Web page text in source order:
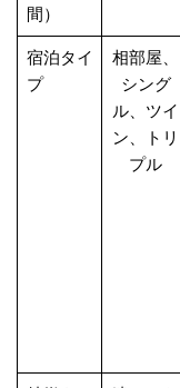
間）
宿泊タイ
プ
相部屋、
シング
ル、ツイ
ン、トリ
プル